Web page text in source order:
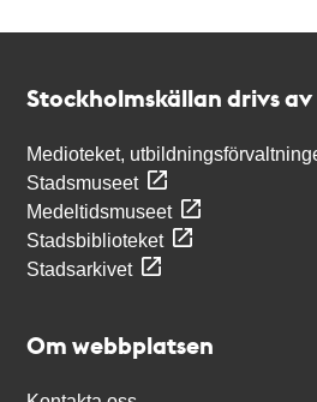
Stockholmskällan drivs av
Medioteket,
Stadsmuseet
Medeltidsmuseet
Stadsbiblioteket
Stadsarkivet
Om webbplatsen